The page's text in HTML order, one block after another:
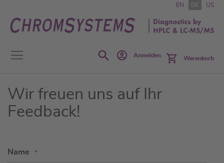
Inhalt
springen
EN DE US
SearchAnmelden Warenkorb
Wir freuen uns auf Ihr
Feedback!
Name